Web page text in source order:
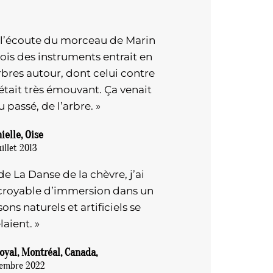
du morceau de Marin
des instruments entrait en
autour, dont celui contre
très émouvant. Ça venait
de l’arbre. »
Oise
2013
La Danse de la chèvre, j’ai
d’immersion dans un
naturels et artificiels se
»
Montréal, Canada,
2022